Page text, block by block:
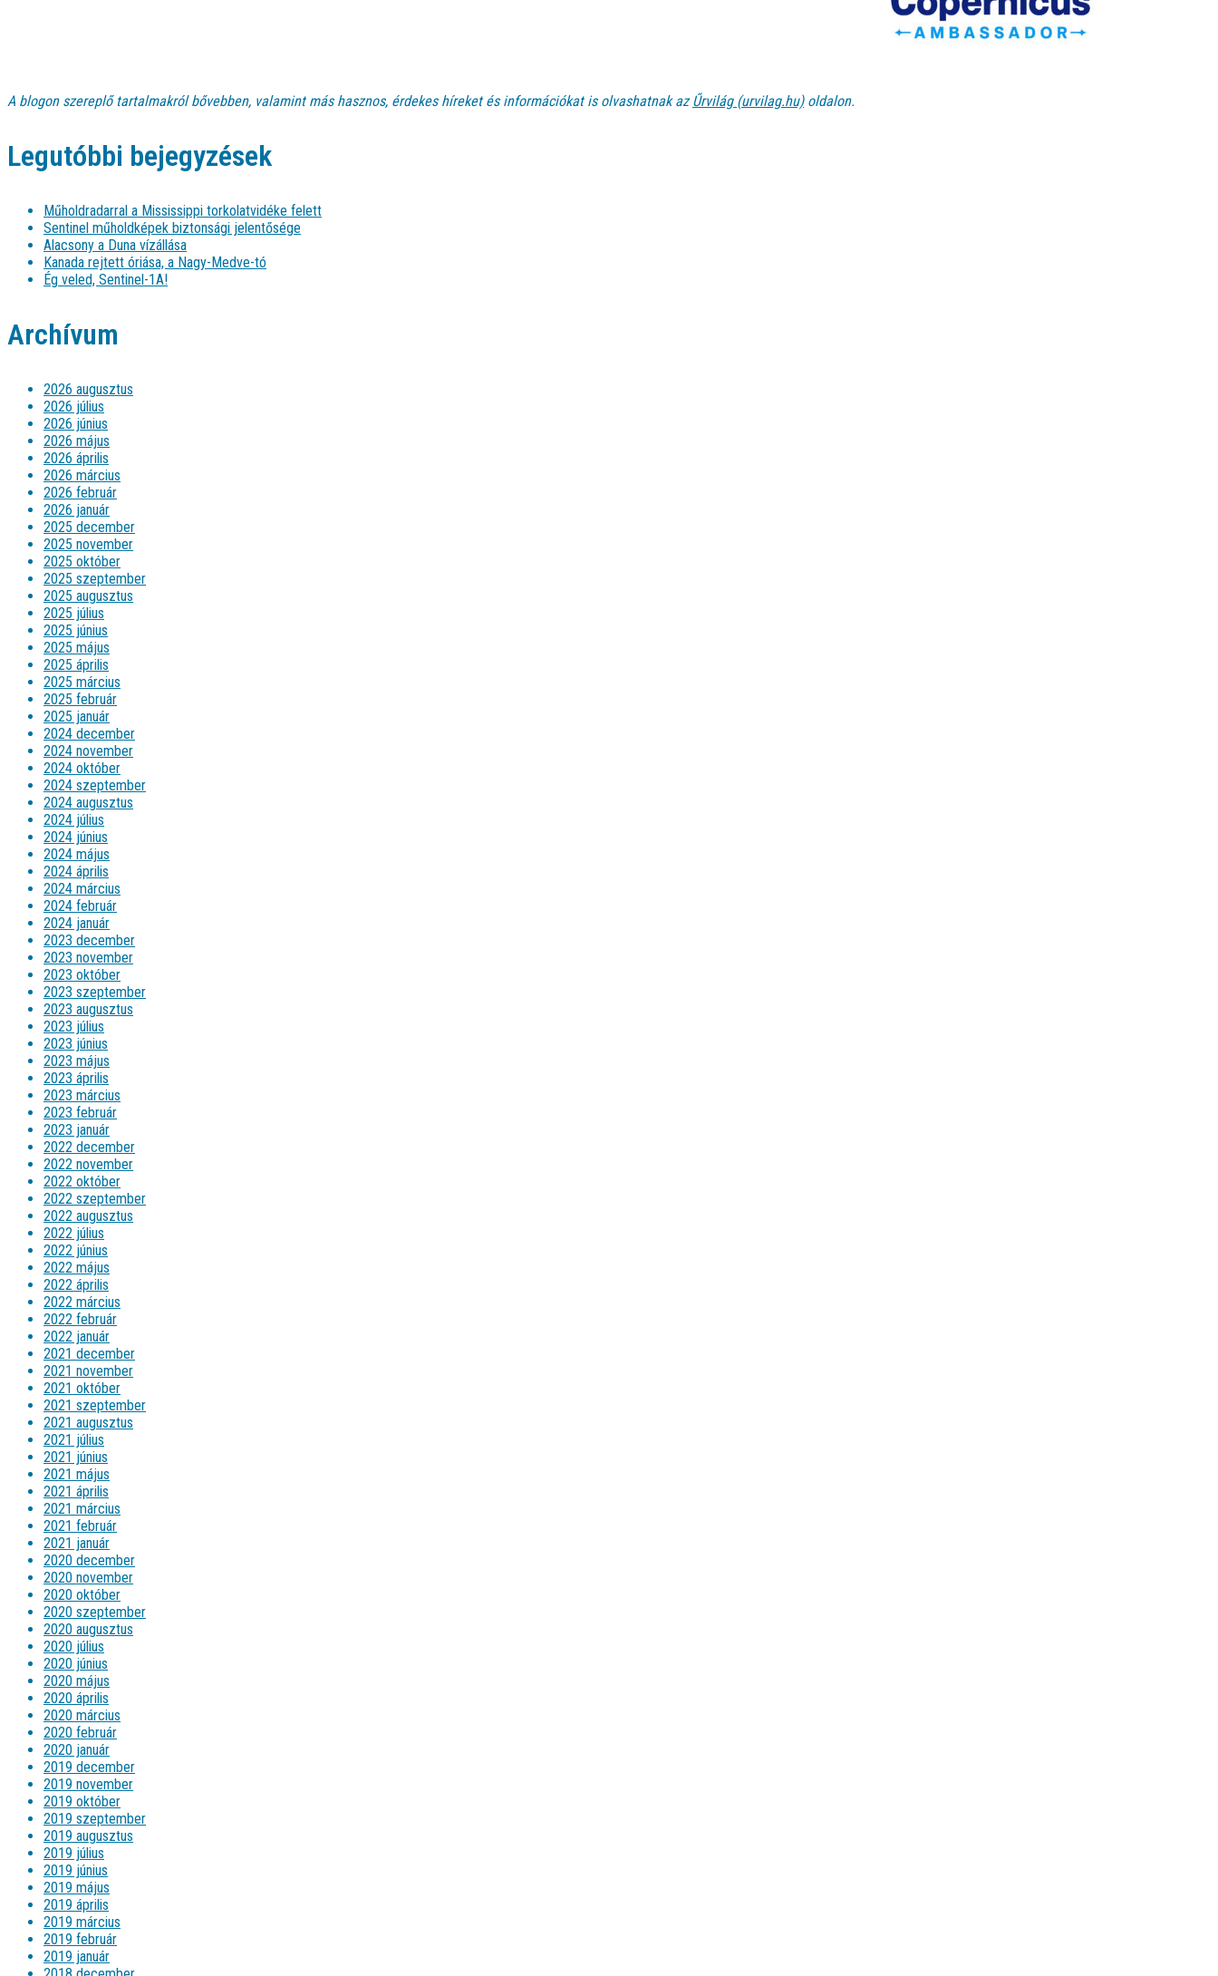
A blogon szereplő tartalmakról bővebben, valamint más hasznos, érdekes híreket és információkat is olvashatnak azŰrvilág (urvilag.hu)oldalon.
Legutóbbi bejegyzések
Műholdradarral a Mississippi torkolatvidéke felett
Sentinel műholdképek biztonsági jelentősége
Alacsony a Duna vízállása
Kanada rejtett óriása, a Nagy-Medve-tó
Ég veled, Sentinel-1A!
Archívum
2026 augusztus
2026 július
2026 június
2026 május
2026 április
2026 március
2026 február
2026 január
2025 december
2025 november
2025 október
2025 szeptember
2025 augusztus
2025 július
2025 június
2025 május
2025 április
2025 március
2025 február
2025 január
2024 december
2024 november
2024 október
2024 szeptember
2024 augusztus
2024 július
2024 június
2024 május
2024 április
2024 március
2024 február
2024 január
2023 december
2023 november
2023 október
2023 szeptember
2023 augusztus
2023 július
2023 június
2023 május
2023 április
2023 március
2023 február
2023 január
2022 december
2022 november
2022 október
2022 szeptember
2022 augusztus
2022 július
2022 június
2022 május
2022 április
2022 március
2022 február
2022 január
2021 december
2021 november
2021 október
2021 szeptember
2021 augusztus
2021 július
2021 június
2021 május
2021 április
2021 március
2021 február
2021 január
2020 december
2020 november
2020 október
2020 szeptember
2020 augusztus
2020 július
2020 június
2020 május
2020 április
2020 március
2020 február
2020 január
2019 december
2019 november
2019 október
2019 szeptember
2019 augusztus
2019 július
2019 június
2019 május
2019 április
2019 március
2019 február
2019 január